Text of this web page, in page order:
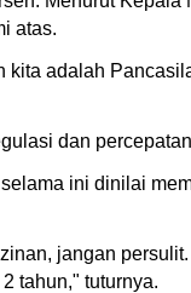
atas.
kita adalah
dan
ini dinilai
jangan
tahun," tuturnya.